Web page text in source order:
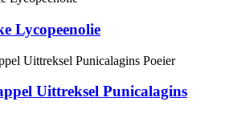
Lycopeenolie
Uittreksel Punicalagins